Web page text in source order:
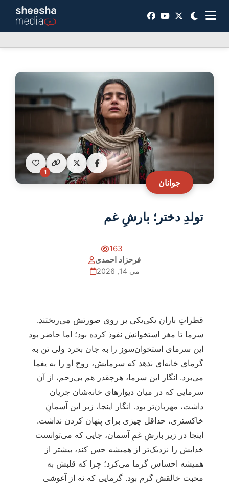
جوانان
1
تولدِ دختر؛ بارشِ غم
163
فرحزاد احمدی
می 14, 2026
قطراتِ باران یکی‌یکی بر روی صورتش می‌ریختند.
سرما تا مغز استخوانش نفوذ کرده بود؛ اما حاضر بود
این سرمای استخوان‌سوز را به جان بخرد ولی تن به
گرمای خانه‌ای ندهد که سرمایش، روح او را به یغما
می‌برد. انگار این سرما، هرچقدر هم بی‌رحم، از آن
سرمایی که در میان دیوارهای خانه‌شان جریان
داشت، مهربان‌تر بود. انگار اینجا، زیر این آسمانِ
خاکستری، حداقل چیزی برای پنهان کردن نداشت.
اینجا در زیر بارشِ غمِ آسمان، جایی که می‌توانست
خدایش را نزدیک‌تر از همیشه حس کند، بیشتر از
همیشه احساس گرما می‌کرد؛ چرا که قلبش به
محبت خالقش گرم بود. گرمایی که نه از آغوشی